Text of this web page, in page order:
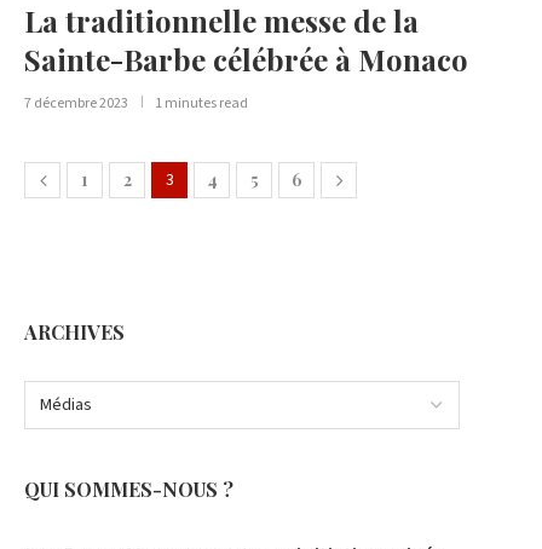
La traditionnelle messe de la
Sainte-Barbe célébrée à Monaco
7 décembre 2023 1 minutes read
1 2 3 4 5 6
ARCHIVES
QUI SOMMES-NOUS ?